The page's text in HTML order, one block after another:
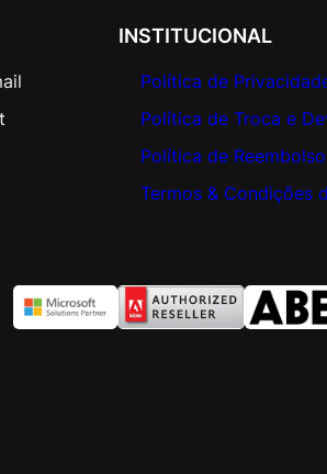
INSTITUCIONAL
Política de
Política de Troca e
Política de Reembolso
Termos & Condições